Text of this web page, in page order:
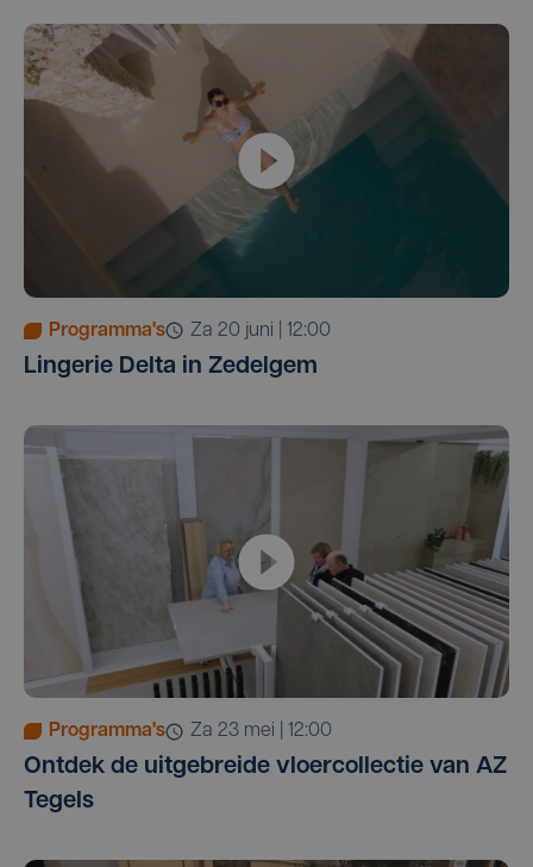
Programma's za 20 juni | 12:00
Lingerie Delta in Zedelgem
Programma's za 23 mei | 12:00
Ontdek de uitgebreide vloercollectie van AZ
Tegels